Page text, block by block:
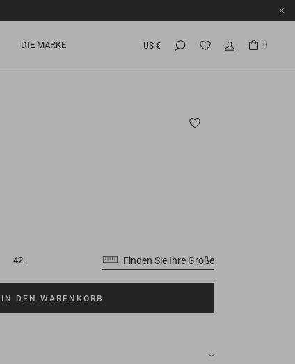
DIE MARKE US € 0
42 Finden Sie Ihre Größe
IN DEN WARENKORB